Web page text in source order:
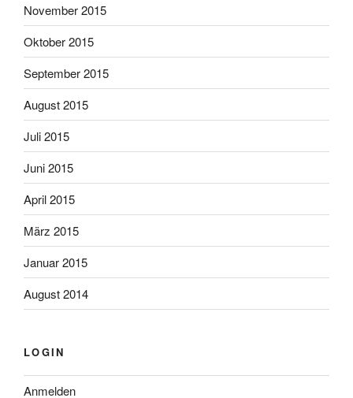
November 2015
Oktober 2015
September 2015
August 2015
Juli 2015
Juni 2015
April 2015
März 2015
Januar 2015
August 2014
LOGIN
Anmelden